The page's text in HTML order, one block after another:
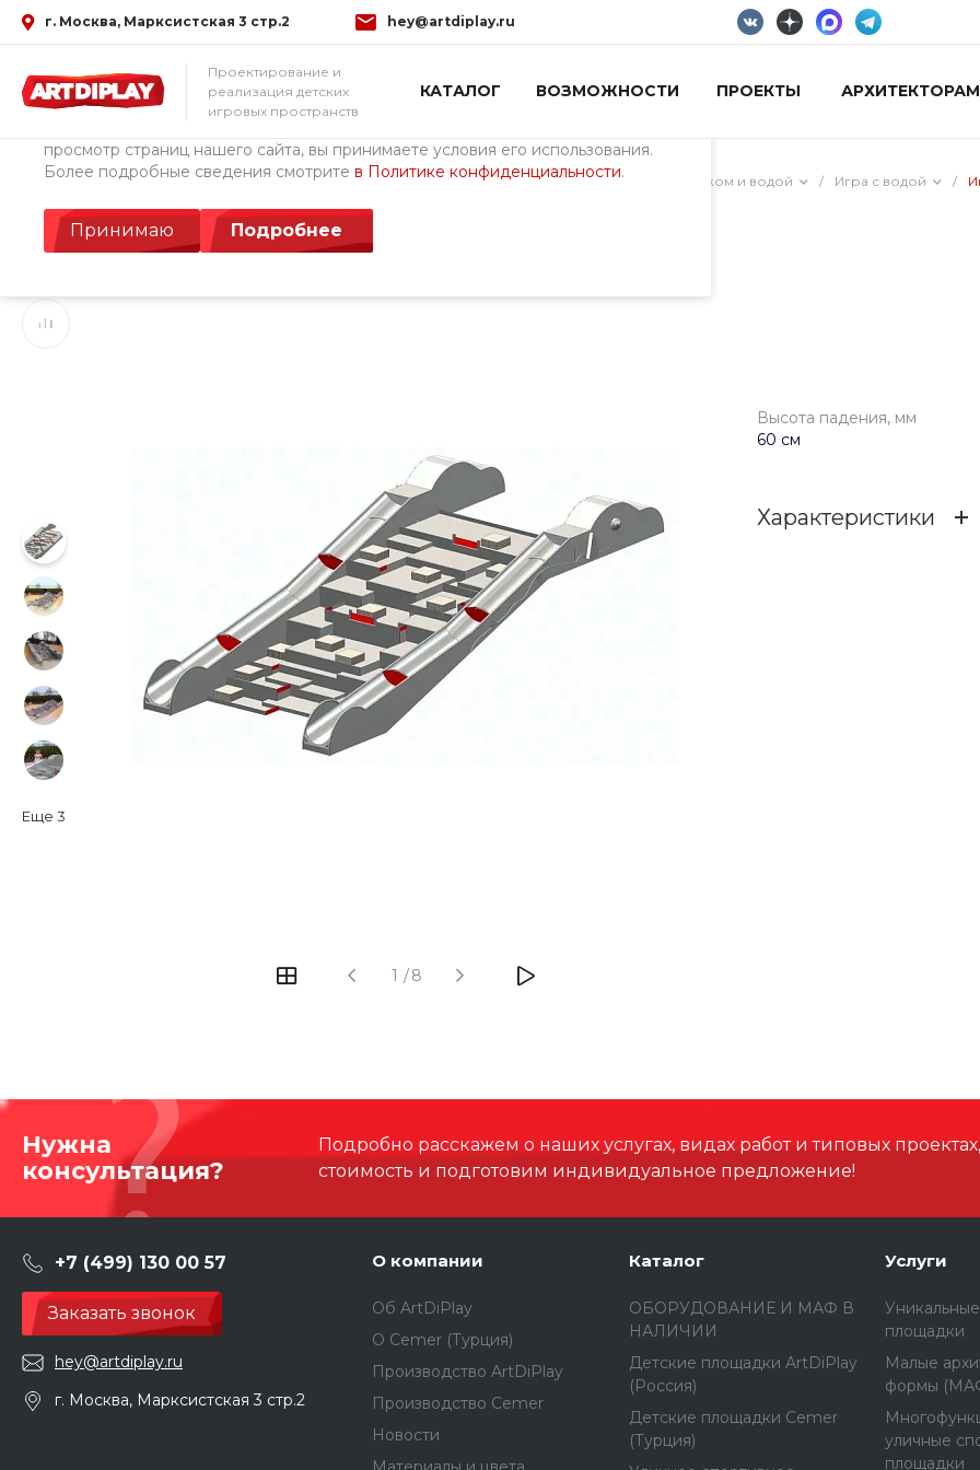
Использование файлов Cookie
Мы используем файлы cookie, разработанные нашими специалистами и
просмотр страниц нашего сайта, вы принимаете условия его использования.
Более подробные сведения смотрите в Политике конфиденциальности.
Принимаю Подробнее
г. Москва, Марксистская 3 стр.2 hey@artdiplay.ru
Проектирование и
реализация детских
игровых пространств
КАТАЛОГ ВОЗМОЖНОСТИ ПРОЕКТЫ
Главная / Каталог товаров / Детские площадки ArtDiPlay (Россия) / Песочницы, игра с песком и водой / Игра с водой /
Игра с водой Водопад 2
Еще 3
1 /8
Высота падения, мм
60 см
Характеристики
Нужна
консультация?
Подробно расскажем о наших услугах, видах работ и типовых
стоимость и подготовим индивидуальное предложение!
+7 (499) 130 00 57
Заказать звонок
hey@artdiplay.ru
г. Москва, Марксистская 3 стр.2
О компании
Об ArtDiPlay
О Сemer (Турция)
Производство ArtDiPlay
Производство Cemer
Новости
Каталог
ОБОРУДОВАНИЕ И МАФ В
НАЛИЧИИ
Детские площадки ArtDiPlay
(Россия)
Детские площадки Cemer
(Турция)
Услуги
площадки
Малые
формы
уличные
площадки